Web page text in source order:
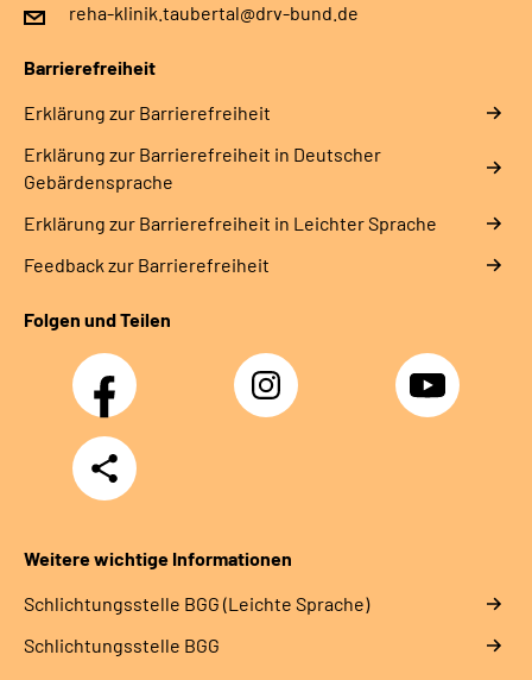
reha-klinik.taubertal@drv-bund.de
Barrierefreiheit
Erklärung zur Barrierefreiheit
Erklärung zur Barrierefreiheit in Deutscher
Gebärdensprache
Erklärung zur Barrierefreiheit in Leichter Sprache
Feedback zur Barrierefreiheit
Folgen und Teilen
Facebook Instagram YouTube
Teilen
Weitere wichtige Informationen
Schlich­tungs­stel­le BGG (Leichte Sprache)
Schlich­tungs­stel­le BGG